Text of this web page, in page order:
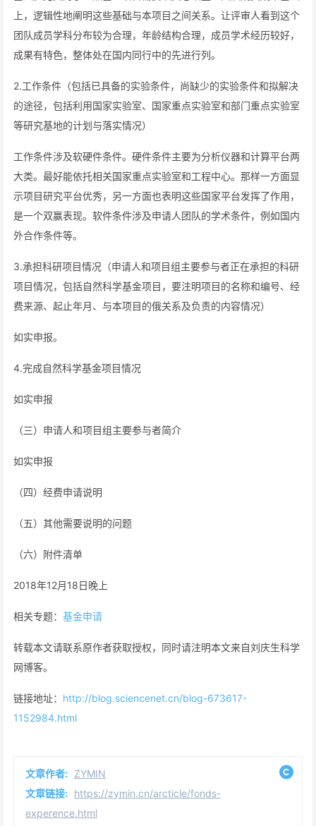
上，逻辑性地阐明这些基础与本项目之间关系。让评审人看到这个
团队成员学科分布较为合理，年龄结构合理，成员学术经历较好，
成果有特色，整体处在国内同行中的先进行列。
2.工作条件（包括已具备的实验条件，尚缺少的实验条件和拟解决
的途径，包括利用国家实验室、国家重点实验室和部门重点实验室
等研究基地的计划与落实情况）
工作条件涉及软硬件条件。硬件条件主要为分析仪器和计算平台两
大类。最好能依托相关国家重点实验室和工程中心。那样一方面显
示项目研究平台优秀，另一方面也表明这些国家平台发挥了作用，
是一个双赢表现。软件条件涉及申请人团队的学术条件，例如国内
外合作条件等。
3.承担科研项目情况（申请人和项目组主要参与者正在承担的科研
项目情况，包括自然科学基金项目，要注明项目的名称和编号、经
费来源、起止年月、与本项目的俄关系及负责的内容情况）
如实申报。
4.完成自然科学基金项目情况
如实申报
（三）申请人和项目组主要参与者简介
如实申报
（四）经费申请说明
（五）其他需要说明的问题
（六）附件清单
2018年12月18日晚上
相关专题： 基金申请
转载本文请联系原作者获取授权，同时请注明本文来自刘庆生科学
网博客。
链接地址： http://blog.sciencenet.cn/blog-673617-
1152984.html
文章作者: ZYMIN
文章链接: https://zymin.cn/arcticle/fonds-
experence.html